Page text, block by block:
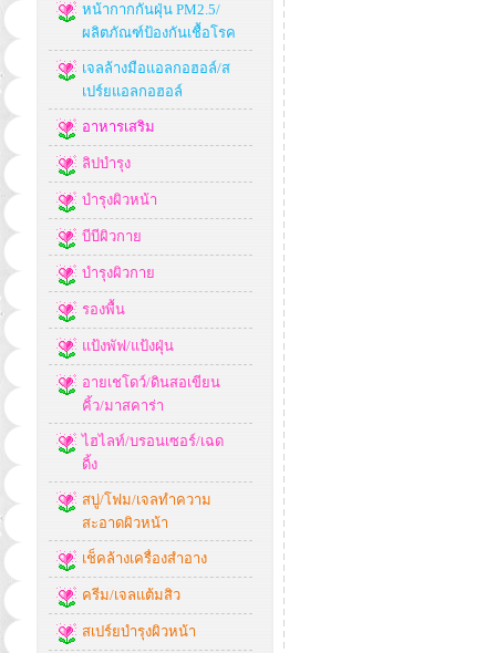
หน้ากากกันฝุ่น PM2.5/
ผลิตภัณฑ์ป้องกันเชื้อโรค
เจลล้างมือแอลกอฮอล์/ส
เปร์ยแอลกอฮอล์
อาหารเสริม
ลิปบำรุง
บำรุงผิวหน้า
บีบีผิวกาย
บำรุงผิวกาย
รองพื้น
แป้งพัฟ/แป้งฝุ่น
อายเชโดว์/ดินสอเขียน
คิ้ว/มาสคาร่า
ไฮไลท์/บรอนเซอร์/เฉด
ดิ้ง
สบู่/โฟม/เจลทำความ
สะอาดผิวหน้า
เช็คล้างเครื่องสำอาง
ครีม/เจลแต้มสิว
สเปร์ยบำรุงผิวหน้า